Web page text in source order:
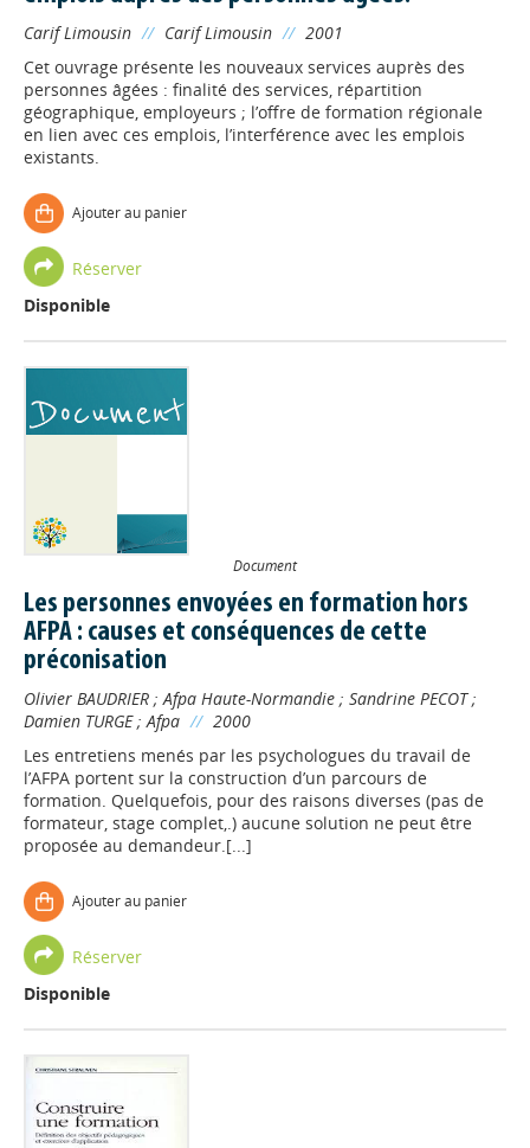
Carif Limousin // Carif Limousin // 2001
Cet ouvrage présente les nouveaux services auprès des
personnes âgées : finalité des services, répartition
géographique, employeurs ; l’offre de formation régionale
en lien avec ces emplois, l’interférence avec les emplois
existants.
Ajouter au panier
Réserver
Disponible
Document
Les personnes envoyées en formation hors
AFPA : causes et conséquences de cette
préconisation
Olivier BAUDRIER ;Afpa Haute-Normandie ; Sandrine PECOT;
Damien TURGE;Afpa // 2000
Les entretiens menés par les psychologues du travail de
l’AFPA portent sur la construction d’un parcours de
formation. Quelquefois, pour des raisons diverses (pas de
formateur, stage complet,.) aucune solution ne peut être
proposée au demandeur.[...]
Ajouter au panier
Réserver
Disponible